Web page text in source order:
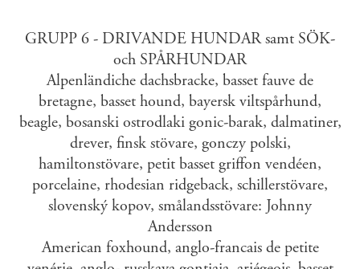
GRUPP 6 - DRIVANDE HUNDAR samt SÖK-
och SPÅRHUNDAR
Alpenländiche dachsbracke, basset fauve de
bretagne, basset hound, bayersk viltspårhund,
beagle, bosanski ostrodlaki gonic-barak, dalmatiner,
drever, finsk stövare, gonczy polski,
hamiltonstövare, petit basset griffon vendéen,
porcelaine, rhodesian ridgeback, schillerstövare,
slovenský kopov, smålandsstövare: Johnny
Andersson
American foxhound, anglo-francais de petite